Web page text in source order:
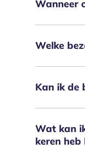
Wanneer
Welke
Kan ik de
Wat kan
keren heb